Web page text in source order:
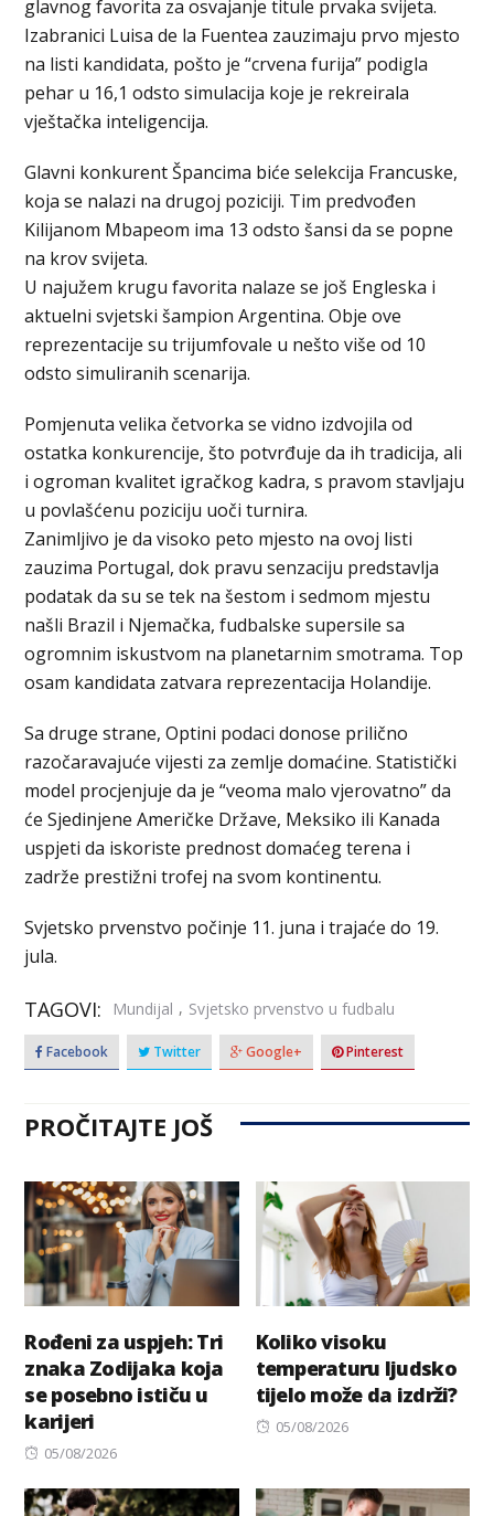
glavnog favorita za osvajanje titule prvaka svijeta.
Izabranici Luisa de la Fuentea zauzimaju prvo mjesto
na listi kandidata, pošto je “crvena furija” podigla
pehar u 16,1 odsto simulacija koje je rekreirala
vještačka inteligencija.
Glavni konkurent Špancima biće selekcija Francuske,
koja se nalazi na drugoj poziciji. Tim predvođen
Kilijanom Mbapeom ima 13 odsto šansi da se popne
na krov svijeta.
U najužem krugu favorita nalaze se još Engleska i
aktuelni svjetski šampion Argentina. Obje ove
reprezentacije su trijumfovale u nešto više od 10
odsto simuliranih scenarija.
Pomjenuta velika četvorka se vidno izdvojila od
ostatka konkurencije, što potvrđuje da ih tradicija, ali
i ogroman kvalitet igračkog kadra, s pravom stavljaju
u povlašćenu poziciju uoči turnira.
Zanimljivo je da visoko peto mjesto na ovoj listi
zauzima Portugal, dok pravu senzaciju predstavlja
podatak da su se tek na šestom i sedmom mjestu
našli Brazil i Njemačka, fudbalske supersile sa
ogromnim iskustvom na planetarnim smotrama. Top
osam kandidata zatvara reprezentacija Holandije.
Sa druge strane, Optini podaci donose prilično
razočaravajuće vijesti za zemlje domaćine. Statistički
model procjenjuje da je “veoma malo vjerovatno” da
će Sjedinjene Američke Države, Meksiko ili Kanada
uspjeti da iskoriste prednost domaćeg terena i
zadrže prestižni trofej na svom kontinentu.
Svjetsko prvenstvo počinje 11. juna i trajaće do 19.
jula.
TAGOVI: Mundijal , Svjetsko prvenstvo u fudbalu
Facebook Twitter Google+ Pinterest
PROČITAJTE JOŠ
Rođeni za uspjeh: Tri
znaka Zodijaka koja
se posebno ističu u
karijeri
Posted
05/08/2026
Koliko visoku
temperaturu ljudsko
tijelo može da izdrži?
Posted
05/08/2026